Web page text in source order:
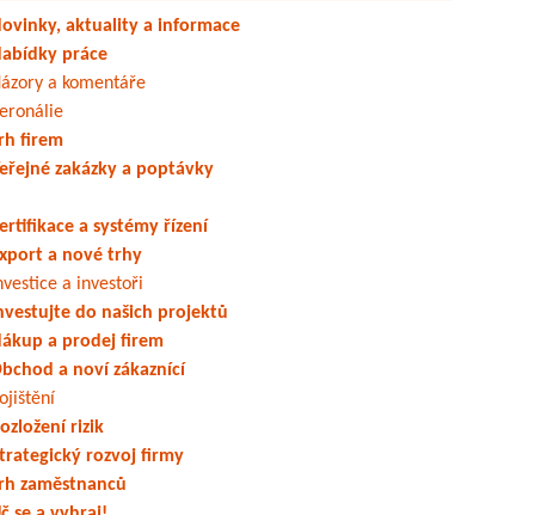
aktuality a informace
práce
a komentáře
firem
zakázky a poptávky
a systémy řízení
a nové trhy
a investoři
do našich projektů
a prodej firem
a noví zákaznící
rizik
rozvoj firmy
zaměstnanců